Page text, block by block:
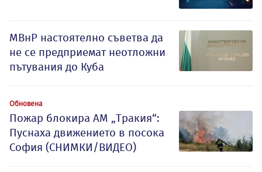
МВнР настоятелно съветва да
не се предприемат неотложни
пътувания до Куба
Обновена
Пожар блокира АМ „Тракия“:
Пуснаха движението в посока
София (СНИМКИ/ВИДЕО)